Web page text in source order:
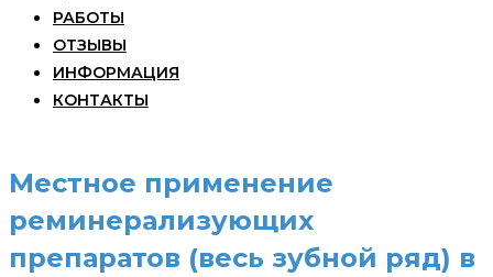
РАБОТЫ
ОТЗЫВЫ
ИНФОРМАЦИЯ
КОНТАКТЫ
Местное применение
реминерализующих
препаратов (весь зубной ряд) в